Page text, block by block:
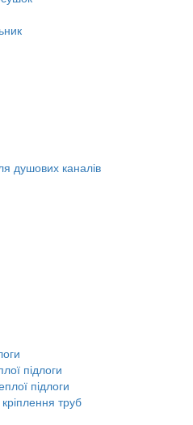
душових каналів
підлоги
підлоги
труб